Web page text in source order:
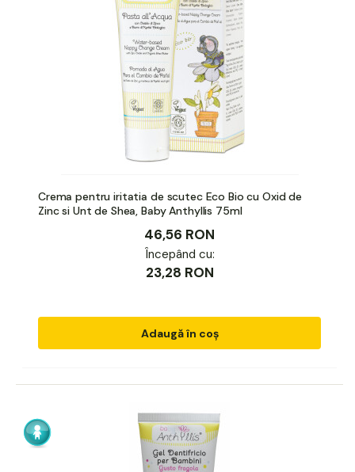
Crema pentru iritatia de scutec Eco Bio cu Oxid de
Zinc si Unt de Shea, Baby Anthyllis 75ml
46,56 RON
Începând cu:
23,28 RON
Adaugă în coș